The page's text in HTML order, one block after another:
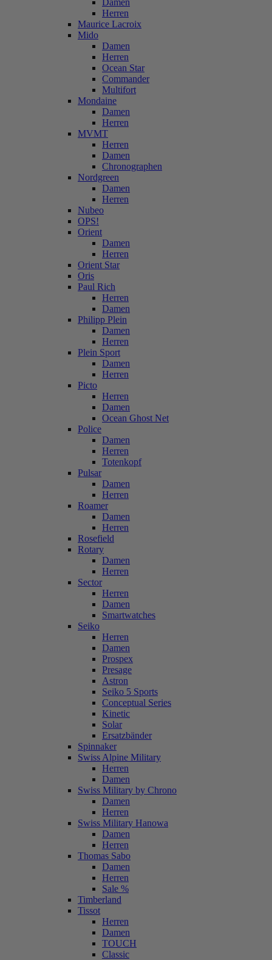
Damen
Herren
Maurice Lacroix
Mido
Damen
Herren
Ocean Star
Commander
Multifort
Mondaine
Damen
Herren
MVMT
Herren
Damen
Chronographen
Nordgreen
Damen
Herren
Nubeo
OPS!
Orient
Damen
Herren
Orient Star
Oris
Paul Rich
Herren
Damen
Philipp Plein
Damen
Herren
Plein Sport
Damen
Herren
Picto
Herren
Damen
Ocean Ghost Net
Police
Damen
Herren
Totenkopf
Pulsar
Damen
Herren
Roamer
Damen
Herren
Rosefield
Rotary
Damen
Herren
Sector
Herren
Damen
Smartwatches
Seiko
Herren
Damen
Prospex
Presage
Astron
Seiko 5 Sports
Conceptual Series
Kinetic
Solar
Ersatzbänder
Spinnaker
Swiss Alpine Military
Herren
Damen
Swiss Military by Chrono
Damen
Herren
Swiss Military Hanowa
Damen
Herren
Thomas Sabo
Damen
Herren
Sale %
Timberland
Tissot
Herren
Damen
TOUCH
Classic